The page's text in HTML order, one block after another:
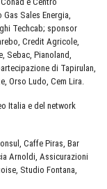
Sales Energia,
Techcab; sponsor
Credit Agricole,
Sebac, Pianoland,
di Tapirulan,
Orso Ludo, Cem Lira.
Italia e del network
Caffe Piras, Bar
Arnoldi, Assicurazioni
Studio Fontana,